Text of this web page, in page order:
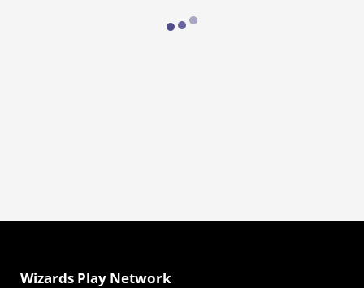
Loading...
Wizards Play Network